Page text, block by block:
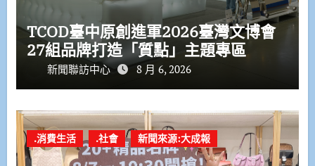
TCOD臺中原創進軍2026臺灣文博會
27組品牌打造「質點」主題專區
新聞聯訪中心 8 月 6, 2026
.消費生活 .社會 新聞來源:大成報